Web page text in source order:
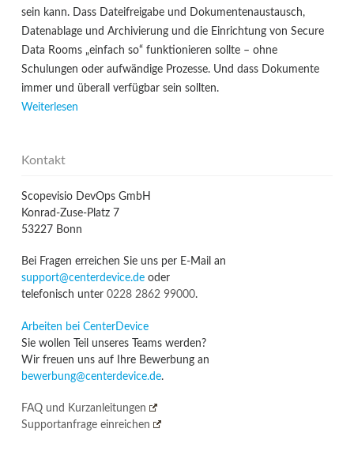
sein kann. Dass Dateifreigabe und Dokumentenaustausch,
Datenablage und Archivierung und die Einrichtung von Secure
Data Rooms „einfach so“ funktionieren sollte – ohne
Schulungen oder aufwändige Prozesse. Und dass Dokumente
immer und überall verfügbar sein sollten.
Weiterlesen
Kontakt
Scopevisio DevOps GmbH
Konrad-Zuse-Platz 7
53227 Bonn
Bei Fragen erreichen Sie uns per E-Mail an
support@centerdevice.deoder
telefonisch unter 0228 2862 99000.
Arbeiten bei CenterDevice
Sie wollen Teil unseres Teams werden?
Wir freuen uns auf Ihre Bewerbung an
bewerbung@centerdevice.de.
FAQ und Kurzanleitungen
Supportanfrage einreichen